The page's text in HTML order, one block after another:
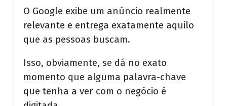
O Google exibe um anúncio realmente
relevante e entrega exatamente aquilo
que as pessoas buscam.
Isso, obviamente, se dá no exato
momento que alguma palavra-chave
que tenha a ver com o negócio é